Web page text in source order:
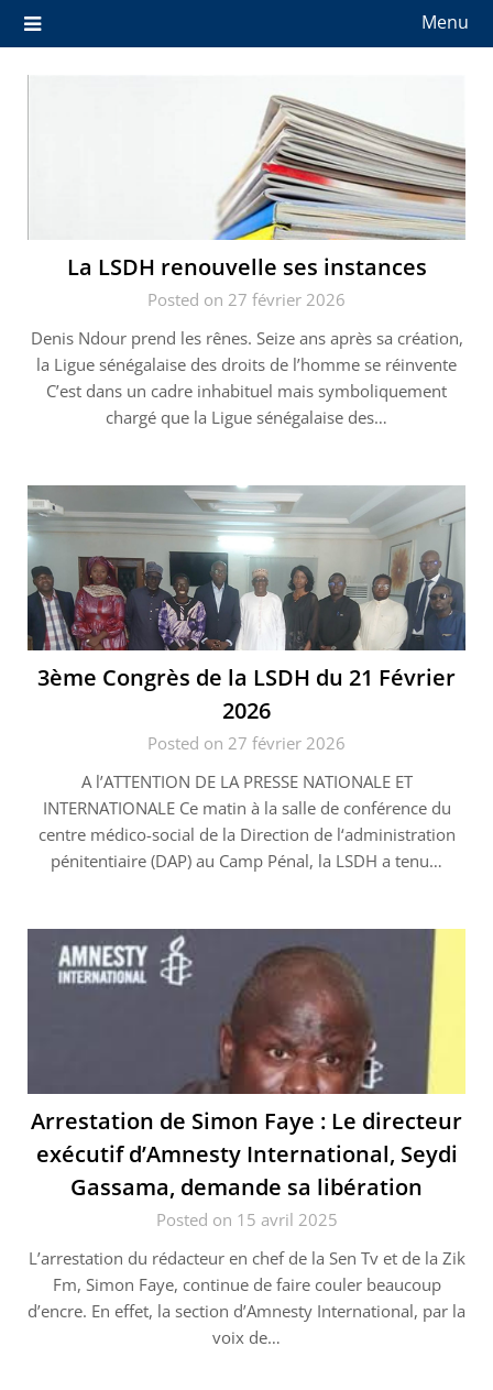
Menu
La LSDH renouvelle ses instances
Posted on 27 février 2026
Denis Ndour prend les rênes. Seize ans après sa création,
la Ligue sénégalaise des droits de l’homme se réinvente
C’est dans un cadre inhabituel mais symboliquement
chargé que la Ligue sénégalaise des…
3ème Congrès de la LSDH du 21 Février
2026
Posted on 27 février 2026
A l’ATTENTION DE LA PRESSE NATIONALE ET
INTERNATIONALE Ce matin à la salle de conférence du
centre médico-social de la Direction de l‘administration
pénitentiaire (DAP) au Camp Pénal, la LSDH a tenu…
Arrestation de Simon Faye : Le directeur
exécutif d’Amnesty International, Seydi
Gassama, demande sa libération
Posted on 15 avril 2025
L’arrestation du rédacteur en chef de la Sen Tv et de la Zik
Fm, Simon Faye, continue de faire couler beaucoup
d’encre. En effet, la section d’Amnesty International, par la
voix de…